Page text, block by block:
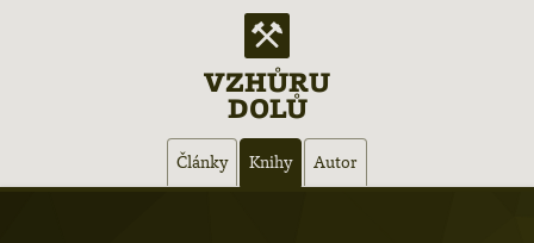
VZHŮRU
DOLŮ
Články Knihy Autor